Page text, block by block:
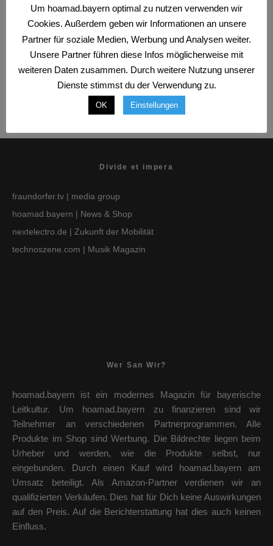
Wie Corona unser Leben verändert
Divide et impera
fraundorfer.tv | media group
hoamad.bayern | News & Shop
nextelectro.de | Zukunft der Mobilität
technoszene.com | Musik Magazin
Wer San Wir?
hoamad.bayern ist ein modernes Magazin für bayerische
Leitkultur. Um hoamad.bayern zu finanzieren sind wir
Teilnehmer an verschiedenen Partnerprogrammen. Alle
Produkte im Shop sind Werbung. Die Bildrechte liegen beim
Urheber und werden, wie die Produkte selbst, nur
eingebunden. Durch einen Kauf wird hoamad.bayern am
Umsatz beteiligt. Als Amazon-Partner verdienen wir an
qualifizierten Verkäufen. Dies hat für Dich keine Auswirkungen
auf den Preis. Auf die Berichterstattung hat dies auch keinen
Einfluss.
Um hoamad.bayern optimal zu nutzen verwenden wir
Cookies. Außerdem geben wir Informationen an unsere
Partner für soziale Medien, Werbung und Analysen weiter.
Unsere Partner führen diese Infos möglicherweise mit
weiteren Daten zusammen. Durch weitere Nutzung unserer
Dienste stimmst du der Verwendung zu.
OK Einstellungen